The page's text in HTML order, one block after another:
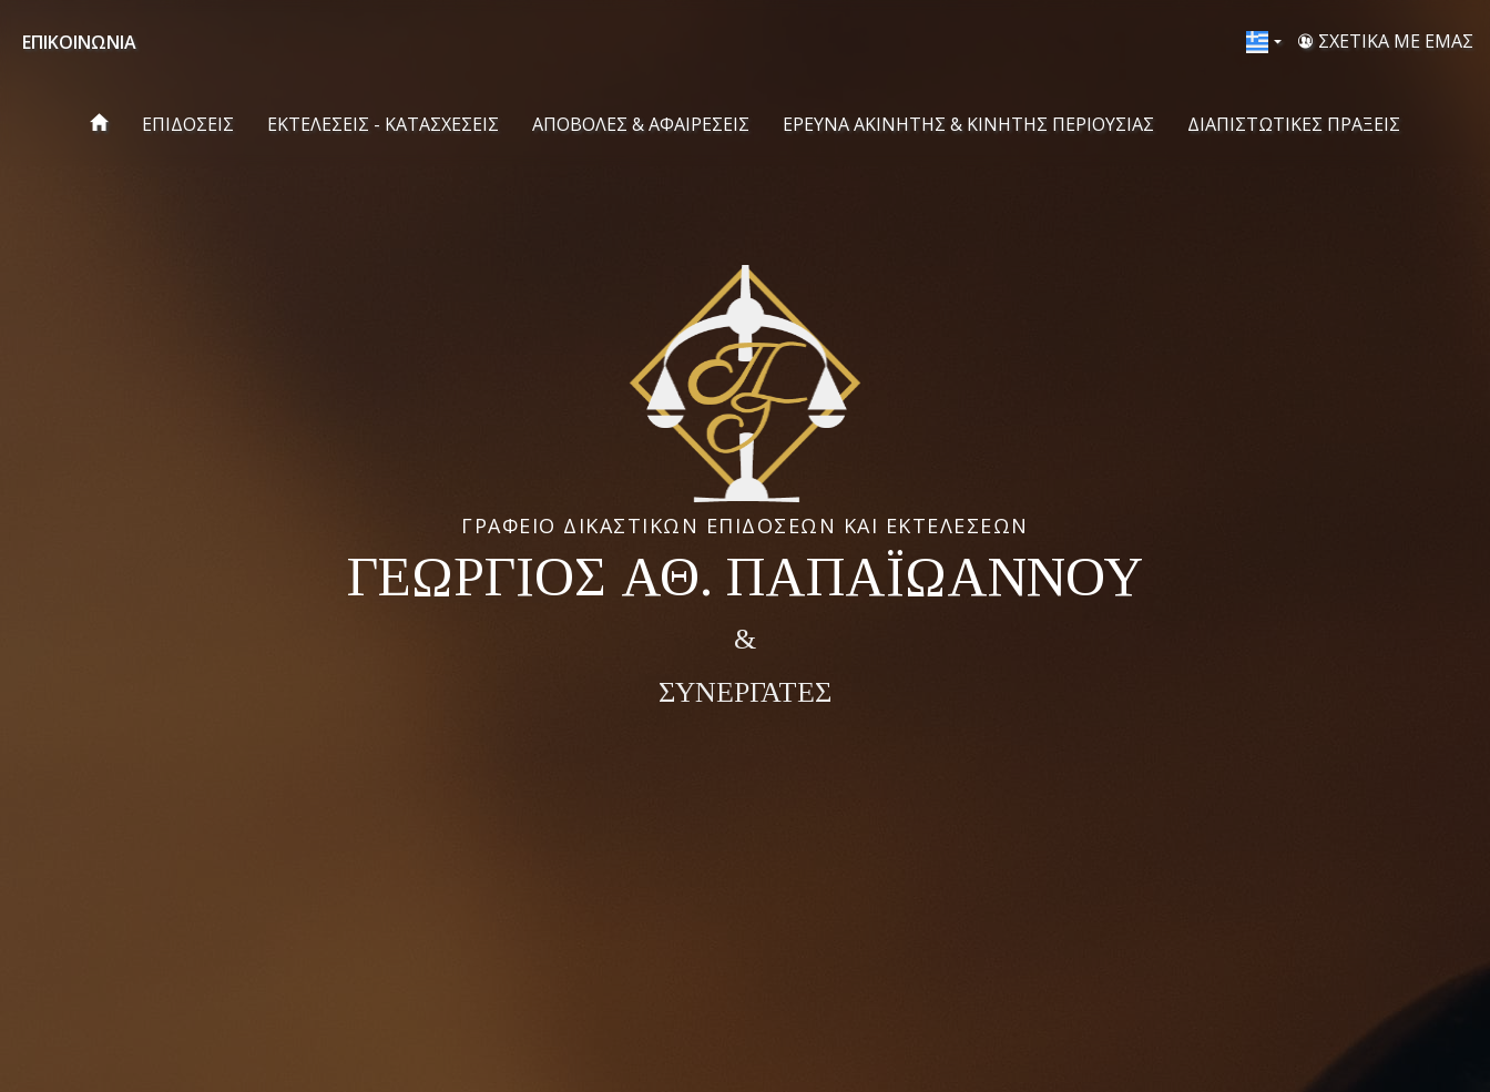
ΕΠΙΔΟΣΕΙΣ ΕΚΤΕΛΕΣΕΙΣ - ΚΑΤΑΣΧΕΣΕΙΣ ΑΠΟΒΟΛΕΣ & ΑΦΑΙΡΕΣΕΙΣ ΕΡΕΥΝΑ ΑΚΙΝΗΤΗΣ & ΚΙΝΗΤΗΣ ΠΕΡΙΟΥΣΙΑΣ ΔΙΑΠΙΣΤΩΤΙΚΕΣ ΠΡΑΞΕΙΣ
ΣΧΕΤΙΚΑ ΜΕ ΕΜΑΣ
ΕΠΙΚΟΙΝΩΝΙΑ
ΓΡΑΦΕΙΟ ΔΙΚΑΣΤΙΚΩΝ ΕΠΙΔΟΣΕΩΝ ΚΑΙ ΕΚΤΕΛΕΣΕΩΝ
ΓΕΩΡΓΙΟΣ ΑΘ. ΠΑΠΑΪΩΑΝΝΟΥ
&
ΣΥΝΕΡΓΑΤΕΣ